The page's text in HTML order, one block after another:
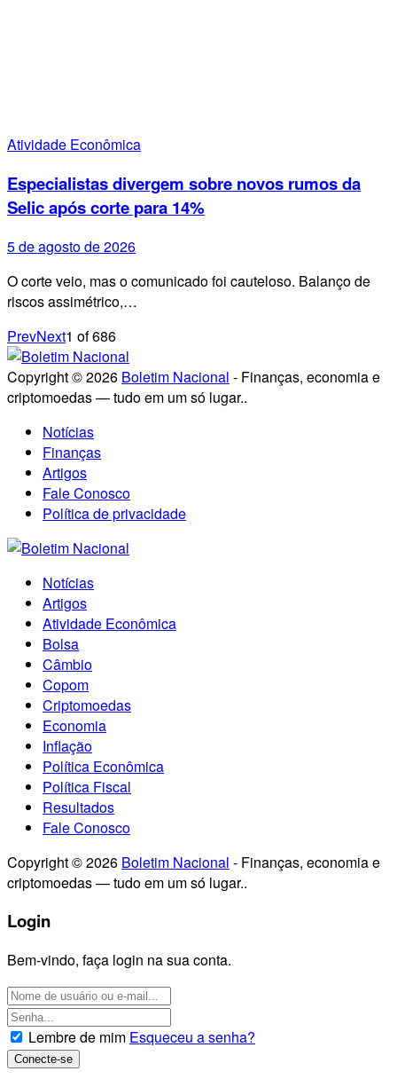
Atividade Econômica
Especialistas divergem sobre novos rumos da
Selic após corte para 14%
5 de agosto de 2026
O corte veio, mas o comunicado foi cauteloso. Balanço de
riscos assimétrico,…
PrevNext1 of686
Copyright © 2026 Boletim Nacional - Finanças, economia e
criptomoedas — tudo em um só lugar..
Notícias
Finanças
Artigos
Fale Conosco
Política de privacidade
Notícias
Artigos
Atividade Econômica
Bolsa
Câmbio
Copom
Criptomoedas
Economia
Inflação
Política Econômica
Política Fiscal
Resultados
Fale Conosco
Copyright © 2026 Boletim Nacional - Finanças, economia e
criptomoedas — tudo em um só lugar..
Login
Bem-vindo, faça login na sua conta.
Lembre de mim Esqueceu a senha?